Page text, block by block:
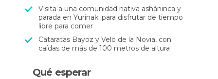
Visita a una comunidad nativa asháninca y
parada en Yurinaki para disfrutar de tiempo
libre para comer
Cataratas Bayoz y Velo de la Novia, con
caídas de más de 100 metros de altura
Qué esperar